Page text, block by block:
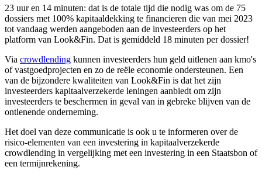
23 uur en 14 minuten: dat is de totale tijd die nodig was om de 75
dossiers met 100% kapitaaldekking te financieren die van mei 2023
tot vandaag werden aangeboden aan de investeerders op het
platform van Look&Fin. Dat is gemiddeld 18 minuten per dossier!
Via crowdlending kunnen investeerders hun geld uitlenen aan kmo's
of vastgoedprojecten en zo de reële economie ondersteunen. Een
van de bijzondere kwaliteiten van Look&Fin is dat het zijn
investeerders kapitaalverzekerde leningen aanbiedt om zijn
investeerders te beschermen in geval van in gebreke blijven van de
ontlenende onderneming.
Het doel van deze communicatie is ook u te informeren over de
risico-elementen van een investering in kapitaalverzekerde
crowdlending in vergelijking met een investering in een Staatsbon of
een termijnrekening.